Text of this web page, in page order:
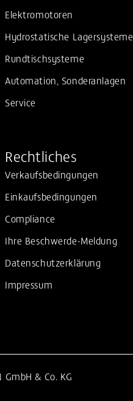
Elektromotoren
Hydrostatische Lagersysteme
Rundtischsysteme
Automation, Sonderanlagen
Service
Rechtliches
Verkaufsbedingungen
Einkaufsbedingungen
Compliance
Ihre Beschwerde-Meldung
Datenschutzerklärung
Impressum
& Co. KG